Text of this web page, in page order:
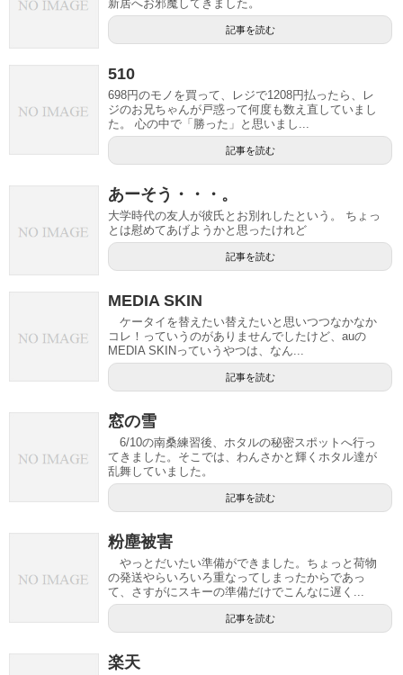
新居へお邪魔してきました。
記事を読む
510
698円のモノを買って、レジで1208円払ったら、レ
ジのお兄ちゃんが戸惑って何度も数え直していまし
た。 心の中で「勝った」と思いまし...
記事を読む
あーそう・・・。
大学時代の友人が彼氏とお別れしたという。 ちょっ
とは慰めてあげようかと思ったけれど
記事を読む
MEDIA SKIN
ケータイを替えたい替えたいと思いつつなかなか
コレ！っていうのがありませんでしたけど、auの
MEDIA SKINっていうやつは、なん...
記事を読む
窓の雪
6/10の南桑練習後、ホタルの秘密スポットへ行っ
てきました。そこでは、わんさかと輝くホタル達が
乱舞していました。
記事を読む
粉塵被害
やっとだいたい準備ができました。ちょっと荷物
の発送やらいろいろ重なってしまったからであっ
て、さすがにスキーの準備だけでこんなに遅く...
記事を読む
楽天